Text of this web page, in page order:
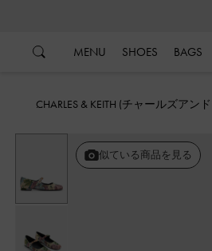
MENU SHOES BAGS
CHARLES & KEITH (チャールズアン
似ている商品を見る